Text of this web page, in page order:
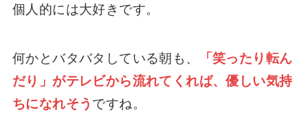
個人的には大好きです。
何かとバタバタしている朝も、
「笑ったり転ん
だり」がテレビから流れてくれば、優しい気持
ちになれそう ですね。